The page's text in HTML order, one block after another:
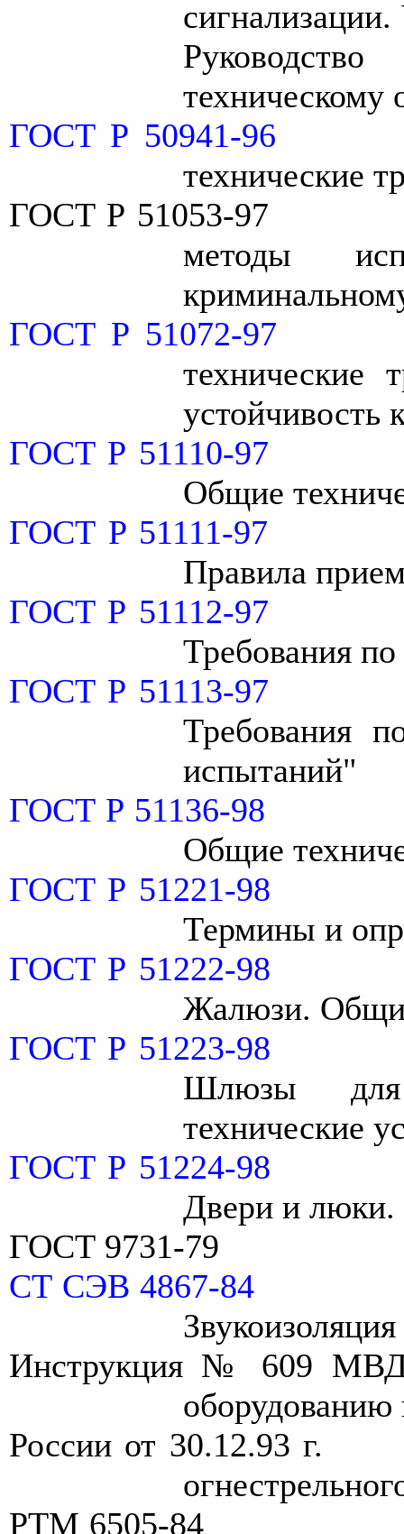
ГОСТ Р 50941-96
технические
ГОСТ Р 51053-97
методы
ГОСТ Р 51072-97
технические
устойчивость
ГОСТ Р 51110-97
Общие
ГОСТ Р 51111-97
Правила
ГОСТ Р 51112-97
Требования
ГОСТ Р 51113-97
Требования
испытаний"
ГОСТ Р 51136-98
Общие
ГОСТ Р 51221-98
Термины и
ГОСТ Р 51222-98
Жалюзи.
ГОСТ Р 51223-98
Шлюзы для
технические
ГОСТ Р 51224-98
Двери и люки.
ГОСТ 9731-79
СТ СЭВ 4867-84
Инструкция № 609
России от 30.12.93 г.
РTM 6505-84